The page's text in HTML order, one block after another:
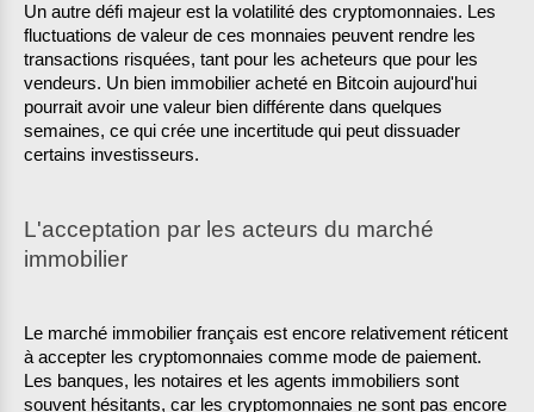
Un autre défi majeur est la volatilité des cryptomonnaies. Les
fluctuations de valeur de ces monnaies peuvent rendre les
transactions risquées, tant pour les acheteurs que pour les
vendeurs. Un bien immobilier acheté en Bitcoin aujourd'hui
pourrait avoir une valeur bien différente dans quelques
semaines, ce qui crée une incertitude qui peut dissuader
certains investisseurs.
L'acceptation par les acteurs du marché
immobilier
Le marché immobilier français est encore relativement réticent
à accepter les cryptomonnaies comme mode de paiement.
Les banques, les notaires et les agents immobiliers sont
souvent hésitants, car les cryptomonnaies ne sont pas encore